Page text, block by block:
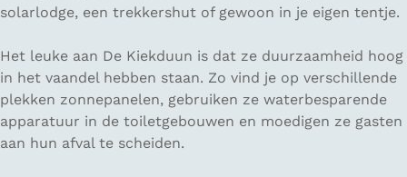
solarlodge, een trekkershut of gewoon in je eigen tentje.
Het leuke aan De Kiekduun is dat ze duurzaamheid hoog
in het vaandel hebben staan. Zo vind je op verschillende
plekken zonnepanelen, gebruiken ze waterbesparende
apparatuur in de toiletgebouwen en moedigen ze gasten
aan hun afval te scheiden.